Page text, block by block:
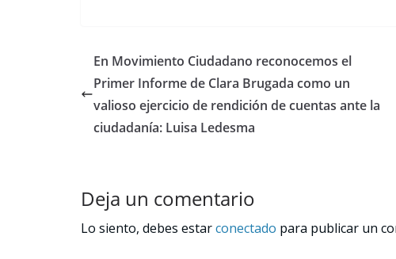
En Movimiento Ciudadano reconocemos el
Primer Informe de Clara Brugada como un
valioso ejercicio de rendición de cuentas ante la
ciudadanía: Luisa Ledesma
Deja un comentario
Lo siento, debes estarconectado para publicar un